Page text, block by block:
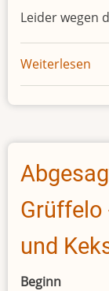
Leider wegen
Weiterlesen
Grüffelo
und
Beginn